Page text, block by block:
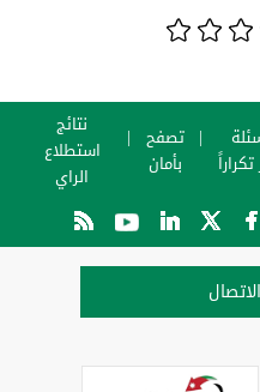
تصفح
بأمان
نتائج
استطلاع
الراي